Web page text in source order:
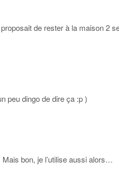
de rester à la maison 2
peu dingo de dire ça :p )
bon, je l’utilise aussi alors…